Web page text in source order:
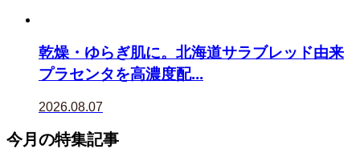
乾燥・ゆらぎ肌に。北海道サラブレッド由来
プラセンタを高濃度配...
2026.08.07
今月の特集記事